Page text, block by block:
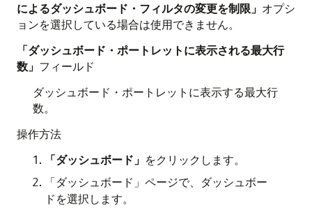
によるダッシュボード・フィルタの変更を制限」 オプシ
ョンを選択している場合は使用できません。
「ダッシュボード・ポートレットに表示される最大行
数」 フィールド
ダッシュボード・ポートレットに表示する最大行
数。
操作方法
「ダッシュボード」 をクリックします。
「ダッシュボード」ページで、ダッシュボー
ドを選択します。